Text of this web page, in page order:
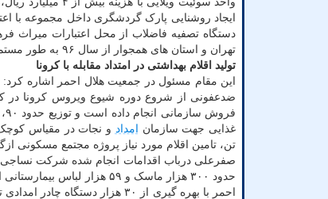
تهران و استان های همجوار از سال ۹۶ به طور مستمر و حضور در همایش توسعه گردشگری سلامت کشورهای اسلامی در تهران است.
تولید اقلام بهداشتی در امتداد مقابله با کرونا
غذایی جهت سازمان
امداد
تن، تامین اقلام مورد نیاز پروژه مجتمع مسکونی